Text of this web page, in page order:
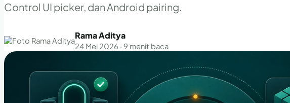
Control UI picker, dan Android pairing.
Rama Aditya
24 Mei 2026 · 9 menit baca